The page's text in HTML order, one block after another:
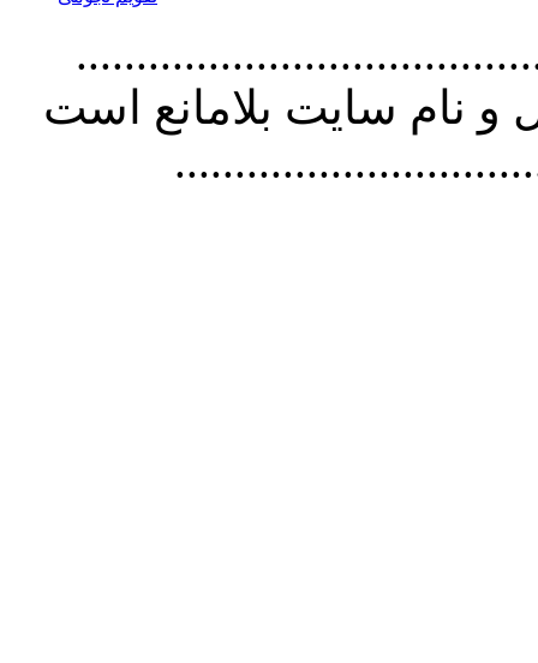
استفاده از
نام سايت بلامانع است